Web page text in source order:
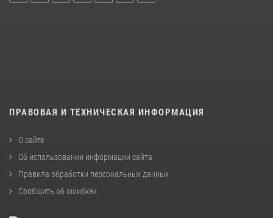
ПРАВОВАЯ И ТЕХНИЧЕСКАЯ ИНФОРМАЦИЯ
О сайте
Об использовании информации сайта
Правила обработки персональных данных
Сообщить об ошибках